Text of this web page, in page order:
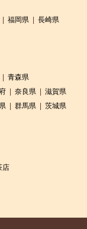
福岡県
長崎県
青森県
奈良県
滋賀県
群馬県 茨城県
店